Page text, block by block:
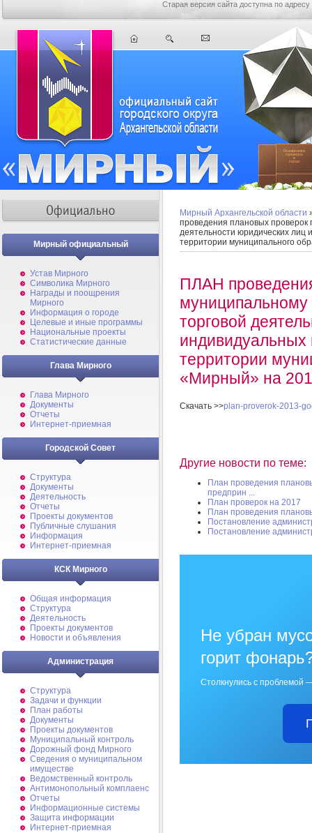
Старая версия сайта доступна по адресу
Мирный официальный
Устав Мирного
Символика Мирного
Награды и поощрения
Мирного
Информация о городе
Целевые и иные программы
Национальные проекты
Статистические данные
Глава Мирного
Глава Мирного
Документы
Отчеты
Интернет-приемная
Городской Совет
Структура
Документы
Деятельность
Отчеты
Проекты документов
Публичные слушания
Информация
Интернет-приемная
КСК Мирного
Общая информация
Структура
Деятельность
Проекты документов
Новости и объявления
Администрация
Структура
Задачи и функции
План работы
Документы
Проекты документов
Муниципальный контроль
Дорожный фонд Мирного
Cведения о муниципальном
имуществе
Ведомственный контроль
Антимонопольный комплаенс
Отчеты
Информационные системы
Защита информации
Интернет-приемная
Мирный Архангельской области
проведения плановых проверок
деятельности юридических
территории муниципального
ПЛАН
муниципальному
торговой
территории
«Мирный» на
Скачать >>plan-proverok-2013-
Другие новости по теме:
План проведения
предприн ...
План проверок на 2017
План проведения
Постановление
Постановление
Не убран
горит
Столкнулись с проблемой